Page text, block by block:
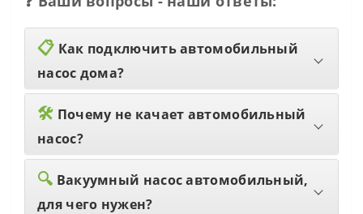
📋 Как подключить автомобильный
насос дома?
🛠️ Почему не качает автомобильный
насос?
🔍 Вакуумный насос автомобильный,
для чего нужен?